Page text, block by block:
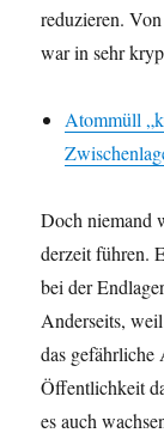
reduzieren.
war in sehr
Atommüll
Doch niemand
derzeit führen.
bei der
Anderseits,
das gefährliche
Öffentlichkeit
es auch